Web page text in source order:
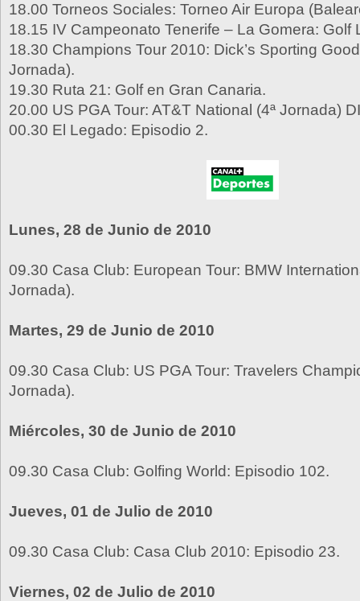
18.00 Torneos Sociales: Torneo Air Europa
18.15 IV Campeonato Tenerife – La Gomera: Golf
18.30 Champions Tour 2010: Dick’s Sporting
Jornada).
19.30 Ruta 21: Golf en Gran Canaria.
20.00 US PGA Tour: AT&T National (4ª Jornada)
00.30 El Legado: Episodio 2.
Lunes, 28 de Junio de 2010
09.30 Casa Club: European Tour: BMW
Jornada).
Martes, 29 de Junio de 2010
09.30 Casa Club: US PGA Tour: Travelers
Jornada).
Miércoles, 30 de Junio de 2010
09.30 Casa Club: Golfing World: Episodio 102.
Jueves, 01 de Julio de 2010
09.30 Casa Club: Casa Club 2010: Episodio 23.
Viernes, 02 de Julio de 2010